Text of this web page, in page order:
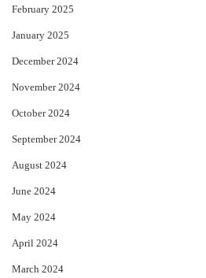
February 2025
January 2025
December 2024
November 2024
October 2024
September 2024
August 2024
June 2024
May 2024
April 2024
March 2024